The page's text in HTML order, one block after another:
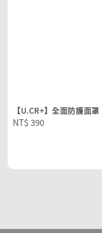
【U.CR+】全面防護面罩
Regular
NT$ 390